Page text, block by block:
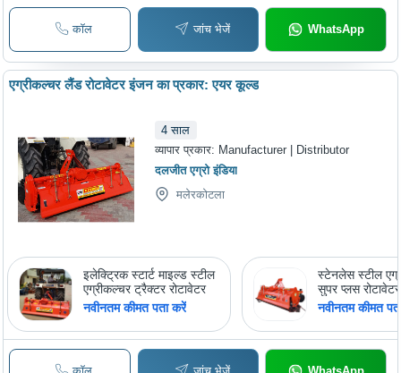
कॉल जांच भेजें WhatsApp
एग्रीकल्चर लैंड रोटावेटर इंजन का प्रकार: एयर कूल्ड
4 साल
व्यापार प्रकार: Manufacturer | Distributor
दलजीत एग्रो इंडिया
मलेरकोटला
इलेक्ट्रिक स्टार्ट माइल्ड स्टील
एग्रीकल्चर ट्रैक्टर रोटावेटर
नवीनतम कीमत पता करें
स्टेनलेस स्टील
सुपर प्लस रोटावेटर
नवीनतम कीमत